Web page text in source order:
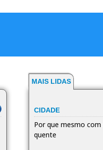
MAIS LIDAS
CIDADE
Por que mesmo
quente